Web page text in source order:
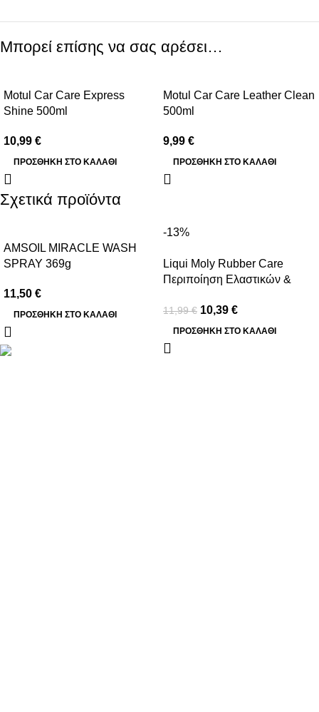
Μπορεί επίσης να σας αρέσει…
Motul Car Care Express
Shine 500ml
10,99 €
ΠΡΟΣΘΉΚΗ ΣΤΟ ΚΑΛΆΘΙ
Motul Car Care Leather Clean
500ml
9,99 €
ΠΡΟΣΘΉΚΗ ΣΤΟ ΚΑΛΆΘΙ
Σχετικά προϊόντα
AMSOIL MIRACLE WASH
SPRAY 369g
11,50 €
ΠΡΟΣΘΉΚΗ ΣΤΟ ΚΑΛΆΘΙ
-13%
Liqui Moly Rubber Care
Περιποίηση Ελαστικών &
11,99€ 10,39 €
ΠΡΟΣΘΉΚΗ ΣΤΟ ΚΑΛΆΘΙ